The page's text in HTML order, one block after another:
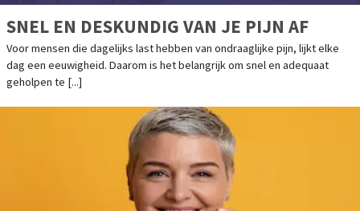
SNEL EN DESKUNDIG VAN JE PIJN AF
Voor mensen die dagelijks last hebben van ondraaglijke pijn, lijkt elke
dag een eeuwigheid. Daarom is het belangrijk om snel en adequaat
geholpen te [...]